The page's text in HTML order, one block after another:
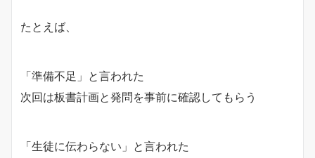
たとえば、
「準備不足」と言われた
次回は板書計画と発問を事前に確認してもらう
「生徒に伝わらない」と言われた